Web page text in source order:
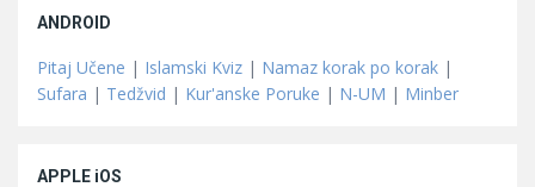
ANDROID
Pitaj Učene | Islamski Kviz | Namaz korak po korak |
Sufara | Tedžvid | Kur'anske Poruke | N-UM | Minber
APPLE iOS